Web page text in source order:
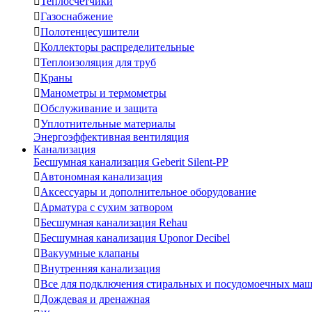
Газоснабжение
Полотенцесушители
Коллекторы распределительные
Теплоизоляция для труб
Краны
Манометры и термометры
Обслуживание и защита
Уплотнительные материалы
Энергоэффективная вентиляция
Канализация
Бесшумная канализация Geberit Silent-PP
Автономная канализация
Аксессуары и дополнительное оборудование
Арматура с сухим затвором
Бесшумная канализация Rehau
Бесшумная канализация Uponor Decibel
Вакуумные клапаны
Внутренняя канализация
Все для подключения стиральных и посудомоечных
Дождевая и дренажная